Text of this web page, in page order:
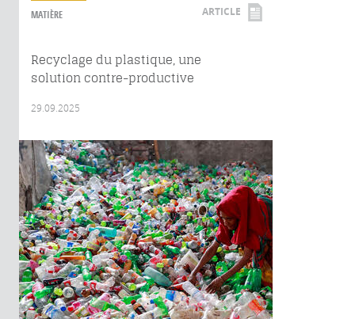
MATIÈRE ARTICLE
Recyclage du plastique, une
solution contre-productive
29.09.2025